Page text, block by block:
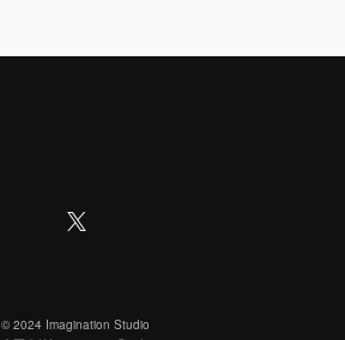
©︎ 2024 Imagination Studio